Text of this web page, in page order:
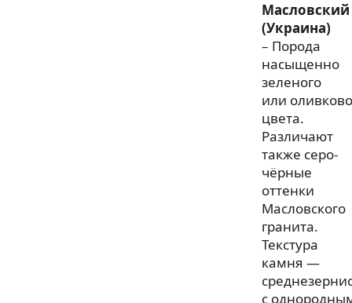
Масловский
(Украина)
– Порода
насыщенно
зеленого
или
цвета.
Различают
также серо-
чёрные
оттенки
Масловского
гранита.
Текстура
камня —
с